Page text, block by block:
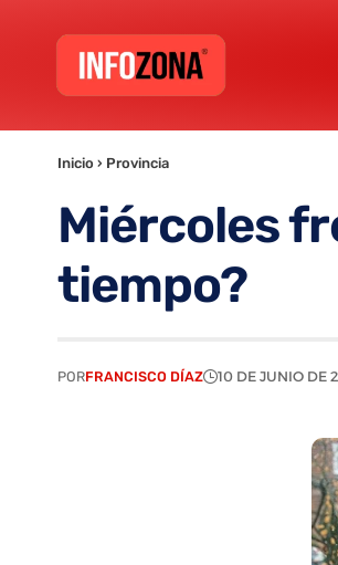
Inicio › Provincia
Miércoles
tiempo?
PORFRANCISCO DÍAZ 10 DE JUNIO DE